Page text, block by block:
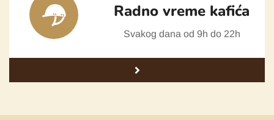
Radno vreme kafića
Svakog dana od 9h do 22h